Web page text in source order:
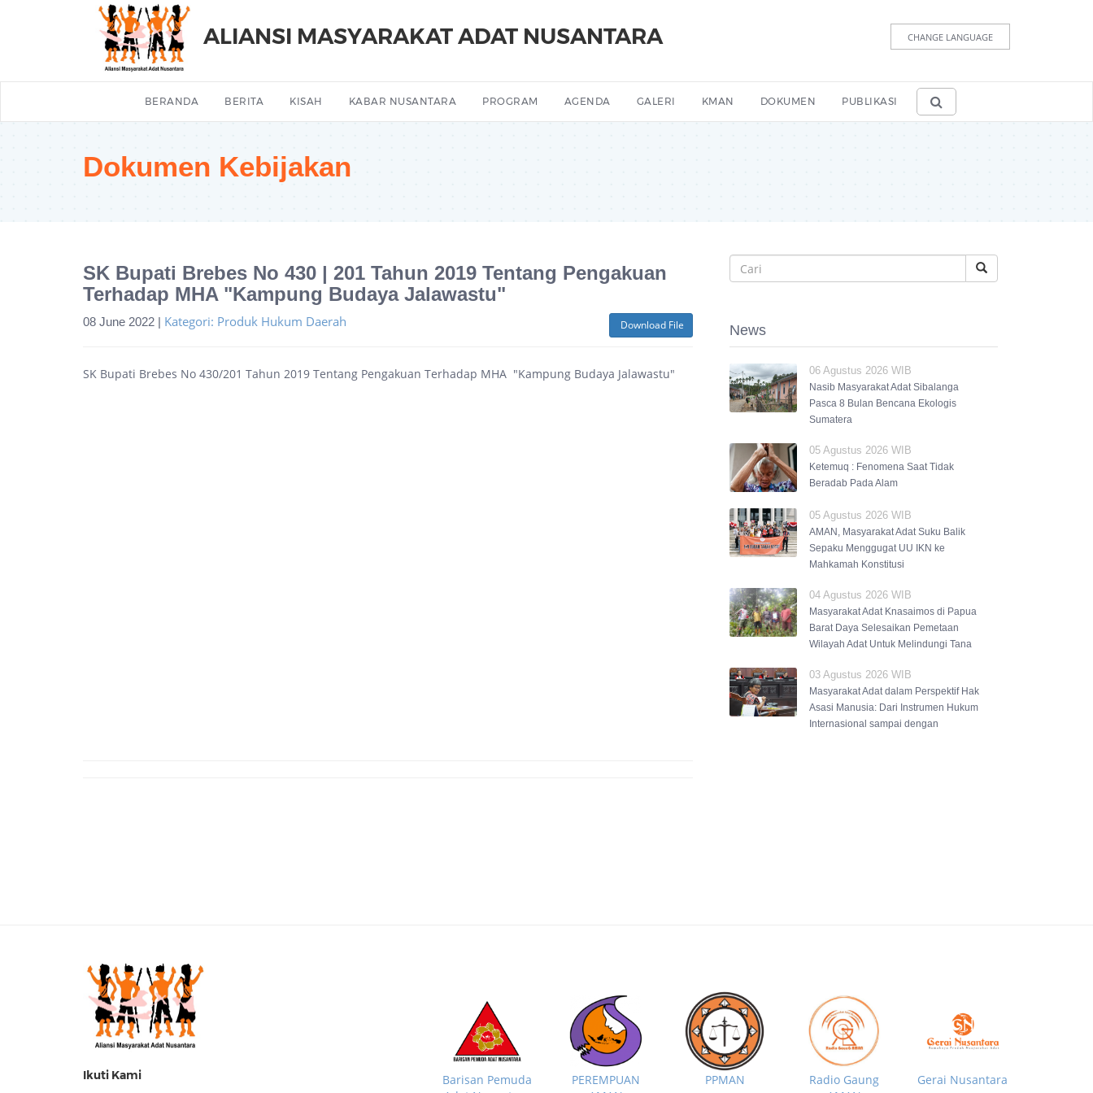
ALIANSI MASYARAKAT ADAT NUSANTARA CHANGE LANGUAGE
BERANDA BERITA KISAH KABAR NUSANTARA PROGRAM AGENDA GALERI KMAN DOKUMEN PUBLIKASI
Dokumen Kebijakan
SK Bupati Brebes No 430 | 201 Tahun 2019 Tentang Pengakuan
Terhadap MHA "Kampung Budaya Jalawastu"
Download File
08 June 2022 | Kategori: Produk Hukum Daerah
SK Bupati Brebes No 430/201 Tahun 2019 Tentang Pengakuan Terhadap MHA "Kampung Budaya Jalawastu"
News
06 Agustus 2026 WIB
Nasib Masyarakat Adat Sibalanga
Pasca 8 Bulan Bencana Ekologis
Sumatera
05 Agustus 2026 WIB
Ketemuq : Fenomena Saat Tidak
Beradab Pada Alam
05 Agustus 2026 WIB
AMAN, Masyarakat Adat Suku Balik
Sepaku Menggugat UU IKN ke
Mahkamah Konstitusi
04 Agustus 2026 WIB
Masyarakat Adat Knasaimos di Papua
Barat Daya Selesaikan Pemetaan
Wilayah Adat Untuk Melindungi Tana
03 Agustus 2026 WIB
Masyarakat Adat dalam Perspektif Hak
Asasi Manusia: Dari Instrumen Hukum
Internasional sampai dengan
Ikuti Kami
Barisan Pemuda
PEREMPUAN
PPMAN
Radio Gaung
Gerai Nusantara